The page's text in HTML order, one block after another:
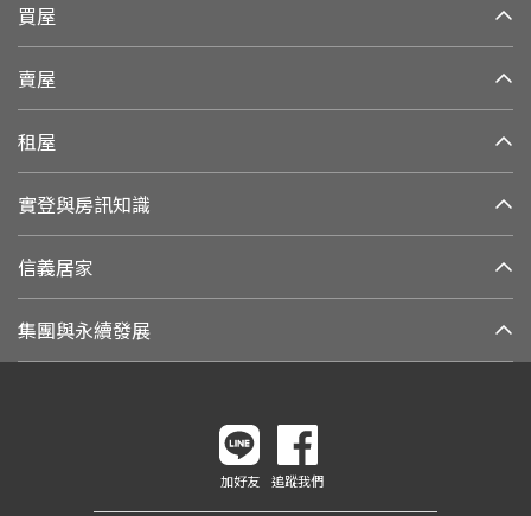
買屋
賣屋
租屋
實登與房訊知識
信義居家
集團與永續發展
加好友 追蹤我們